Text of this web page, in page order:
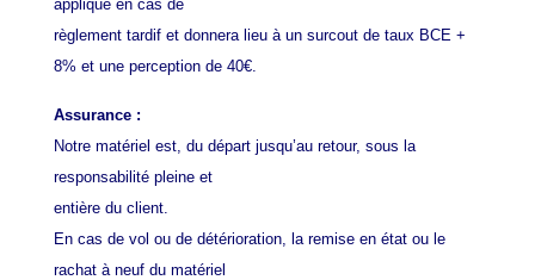
appliqué en cas de
règlement tardif et donnera lieu à un surcout de taux BCE +
8% et une perception de 40€.
Assurance :
Notre matériel est, du départ jusqu’au retour, sous la
responsabilité pleine et
entière du client.
En cas de vol ou de détérioration, la remise en état ou le
rachat à neuf du matériel